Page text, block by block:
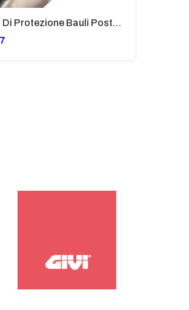
Tubi Di Protezione Bauli Posteriori Per Bmw K 1600 Gt/Gtl (2010>2016) GIALLO - TB8025-K1600GTL